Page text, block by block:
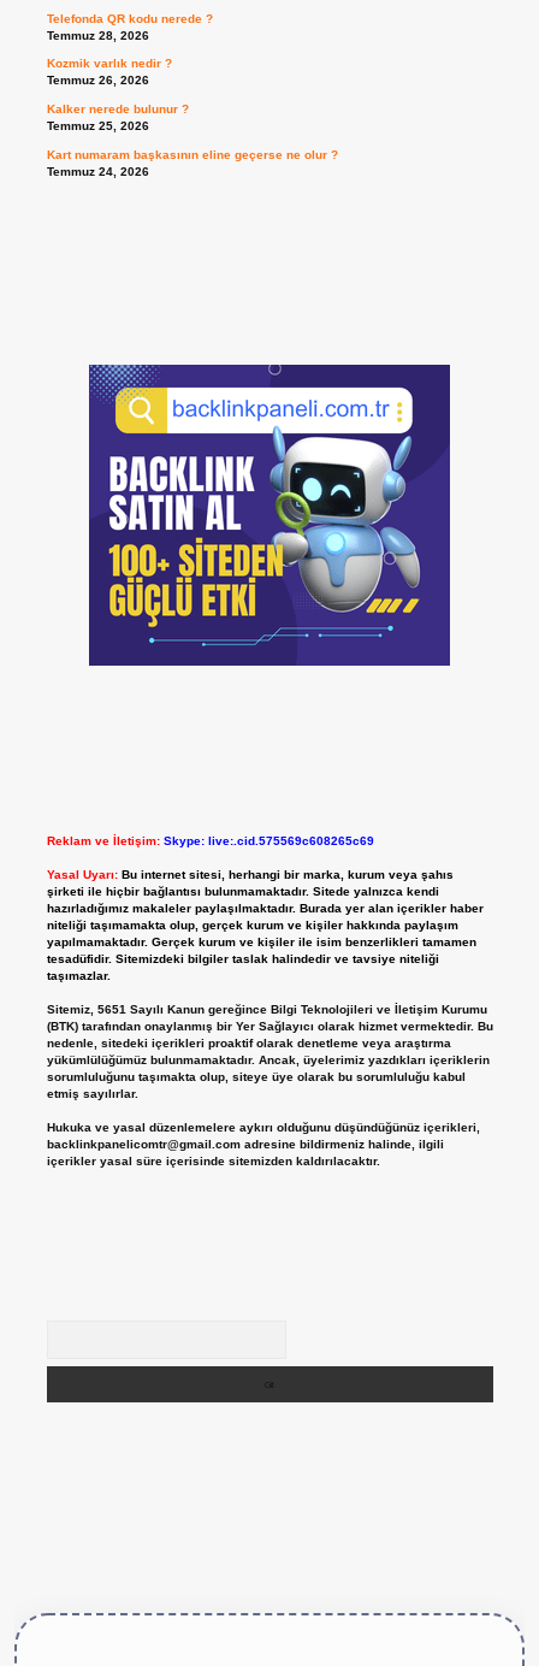
Telefonda QR kodu nerede ?
Temmuz 28, 2026
Kozmik varlık nedir ?
Temmuz 26, 2026
Kalker nerede bulunur ?
Temmuz 25, 2026
Kart numaram başkasının eline geçerse ne olur ?
Temmuz 24, 2026
Reklam ve İletişim: Skype: live:.cid.575569c608265c69
Yasal Uyarı: Bu internet sitesi, herhangi bir marka, kurum veya şahıs
şirketi ile hiçbir bağlantısı bulunmamaktadır. Sitede yalnızca kendi
hazırladığımız makaleler paylaşılmaktadır. Burada yer alan içerikler haber
niteliği taşımamakta olup, gerçek kurum ve kişiler hakkında paylaşım
yapılmamaktadır. Gerçek kurum ve kişiler ile isim benzerlikleri tamamen
tesadüfidir. Sitemizdeki bilgiler taslak halindedir ve tavsiye niteliği
taşımazlar.
Sitemiz, 5651 Sayılı Kanun gereğince Bilgi Teknolojileri ve İletişim Kurumu
(BTK) tarafından onaylanmış bir Yer Sağlayıcı olarak hizmet vermektedir. Bu
nedenle, sitedeki içerikleri proaktif olarak denetleme veya araştırma
yükümlülüğümüz bulunmamaktadır. Ancak, üyelerimiz yazdıkları içeriklerin
sorumluluğunu taşımakta olup, siteye üye olarak bu sorumluluğu kabul
etmiş sayılırlar.
Hukuka ve yasal düzenlemelere aykırı olduğunu düşündüğünüz içerikleri,
backlinkpanelicomtr@gmail.comadresine bildirmeniz halinde, ilgili
içerikler yasal süre içerisinde sitemizden kaldırılacaktır.